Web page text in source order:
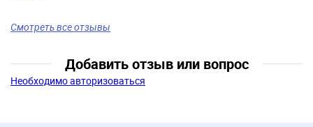
Смотреть все отзывы
Добавить отзыв или вопрос
Необходимо авторизоваться